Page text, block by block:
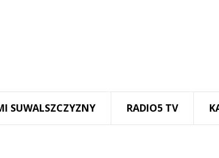
SUWALSZCZYZNY RADIO5 TV